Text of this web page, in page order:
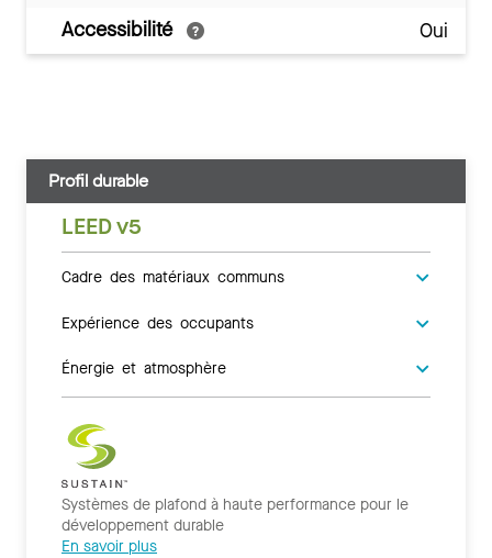
Accessibilité Oui
Profil durable
LEED v5
Cadre des matériaux communs
Expérience des occupants
Énergie et atmosphère
Systèmes de plafond à haute performance pour le
développement durable
En savoir plus